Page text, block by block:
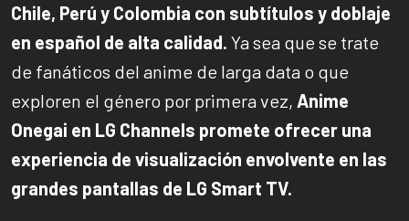
Chile, Perú y Colombia con subtítulos y doblaje
en español de alta calidad. Ya sea que se trate
de fanáticos del anime de larga data o que
exploren el género por primera vez, Anime
Onegai en LG Channels promete ofrecer una
experiencia de visualización envolvente en las
grandes pantallas de LG Smart TV.